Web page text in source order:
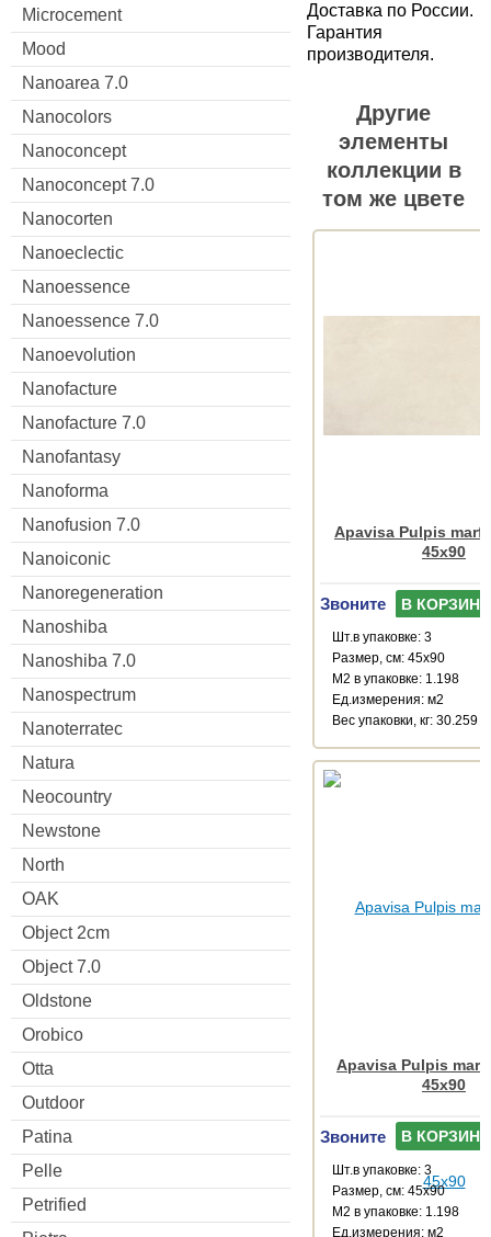
Microcement
Mood
Nanoarea 7.0
Nanocolors
Nanoconcept
Nanoconcept 7.0
Nanocorten
Nanoeclectic
Nanoessence
Nanoessence 7.0
Nanoevolution
Nanofacture
Nanofacture 7.0
Nanofantasy
Nanoforma
Nanofusion 7.0
Nanoiconic
Nanoregeneration
Nanoshiba
Nanoshiba 7.0
Nanospectrum
Nanoterratec
Natura
Neocountry
Newstone
North
OAK
Object 2cm
Object 7.0
Oldstone
Orobico
Otta
Outdoor
Patina
Pelle
Petrified
Доставка по России.
Гарантия
производителя.
Другие
элементы
коллекции в
том же цвете
Apavisa Pulpis
45x90
Звоните В КОРЗИНУ
Шт.в упаковке: 3
Размер, см: 45x90
М2 в упаковке: 1.198
Ед.измерения: м2
Веc упаковки, кг: 30.259
Apavisa Pulpis
45x90
Звоните В КОРЗИНУ
Шт.в упаковке: 3
Размер, см: 45x90
М2 в упаковке: 1.198
Ед.измерения: м2